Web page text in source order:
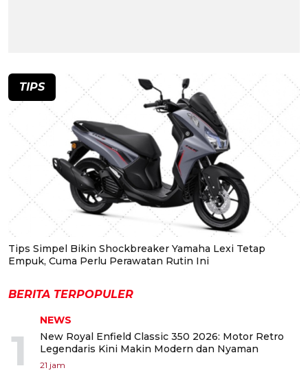
TIPS
Tips Simpel Bikin Shockbreaker Yamaha Lexi Tetap
Empuk, Cuma Perlu Perawatan Rutin Ini
BERITA TERPOPULER
1
NEWS
New Royal Enfield Classic 350 2026: Motor Retro
Legendaris Kini Makin Modern dan Nyaman
21 jam